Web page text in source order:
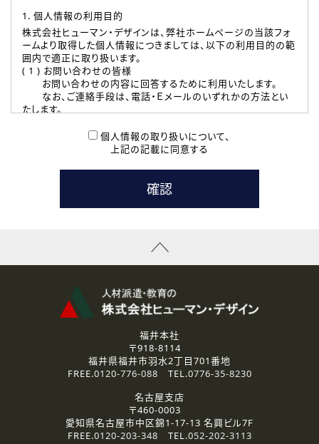
1. 個人情報の利用目的
株式会社ヒューマン・デザインは、弊社ホームページの当該フォ
ームより取得した個人情報につきましては、以下の利用目的の範
囲内で適正に取り扱います。
( 1 ) お問い合わせの皆様
お問い合わせの内容に回答するために利用いたします。
なお、ご連絡手段は、電話・Ｅメールのいずれかの方法とい
たします。
本登録に関するご連絡および本登録時の参考情報として利
たします。
( 3 ) スタッフ派遣を検討されている企業の皆様
お問い合わせの内容に回答するために利用いたします。
なお、ご連絡手段は、電話・Ｅメールのいずれかの方法とい
資料送付、受講相談に関するご連絡のために利用いたしま
その他、お問い合わせの内容に回答するために利用いたし
なお、ご連絡手段は、電話・Ｅメールのいずれかの方法とい
2.個人情報の第三者提供
ご提供いただいた個人情報は、法令等の規定に従う場合を除き、
3.個人情報の取り扱いの委託
弊社の定める個人情報保護の評価基準を満たした委託先に、個
人情報を委託する場合があります。
個人情報の取り扱いについて、
上記の記載に同意する
福井本社
〒918-8114
福井県福井市羽水2丁目701番地
FREE.0120-776-088 TEL.0776-35-8230
名古屋支店
〒460-0003
愛知県名古屋市中区錦1-17-13 名興ビル7F
FREE.0120-203-348 TEL.052-202-3113